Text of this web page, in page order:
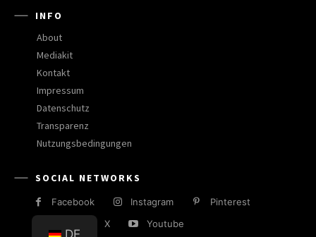
INFO
About
Mediakit
Kontakt
Impressum
Datenschutz
Transparenz
Nutzungsbedingungen
SOCIAL NETWORKS
Facebook Instagram
Pinterest
X Youtube
DE